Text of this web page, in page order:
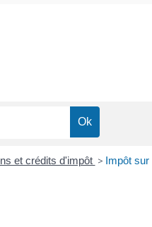
et crédits d'impôt > Impôt sur